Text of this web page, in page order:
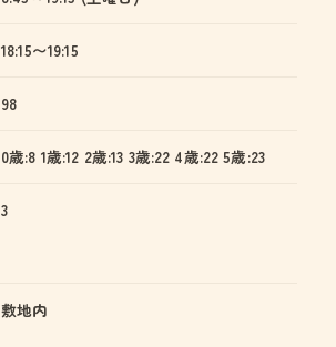
18:15〜19:15
98
0歳:8 1歳:12 2歳:13 3歳:22 4歳:22 5歳:23
3
敷地内